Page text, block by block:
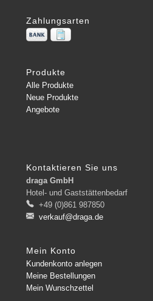
Zahlungsarten
Produkte
Alle Produkte
Neue Produkte
Angebote
Kontaktieren Sie uns
draga GmbH
Hotel- und Gaststättenbedarf
+49 (0)861 987850
verkauf@draga.de
Mein Konto
Kundenkonto anlegen
Meine Bestellungen
Mein Wunschzettel